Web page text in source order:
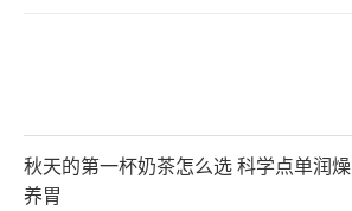
秋天的第一杯奶茶怎么选 科学点单润燥
养胃